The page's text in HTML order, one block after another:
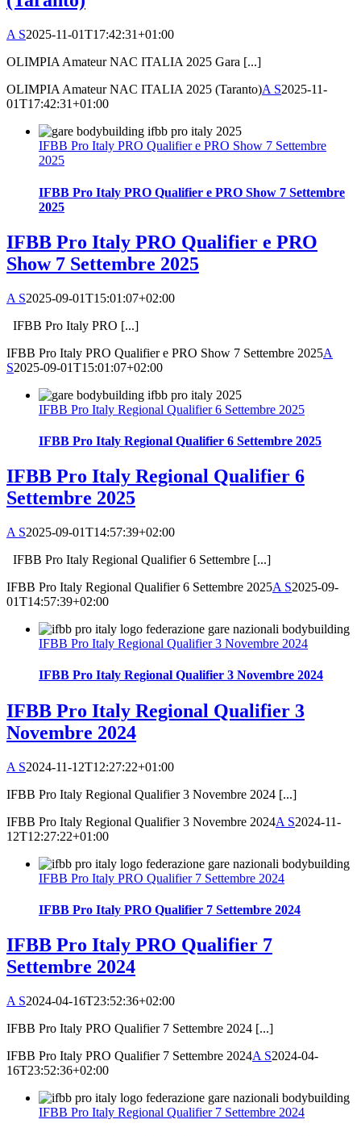
A S2025-11-01T17:42:31+01:00
OLIMPIA Amateur NAC ITALIA 2025 Gara [...]
OLIMPIA Amateur NAC ITALIA 2025 (Taranto)A S2025-11-
01T17:42:31+01:00
IFBB Pro Italy PRO Qualifier e PRO Show 7 Settembre
2025
IFBB Pro Italy PRO Qualifier e PRO Show 7 Settembre
2025
IFBB Pro Italy PRO Qualifier e PRO
Show 7 Settembre 2025
A S2025-09-01T15:01:07+02:00
IFBB Pro Italy PRO [...]
IFBB Pro Italy PRO Qualifier e PRO Show 7 Settembre 2025A
S2025-09-01T15:01:07+02:00
IFBB Pro Italy Regional Qualifier 6 Settembre 2025
IFBB Pro Italy Regional Qualifier 6 Settembre 2025
IFBB Pro Italy Regional Qualifier 6
Settembre 2025
A S2025-09-01T14:57:39+02:00
IFBB Pro Italy Regional Qualifier 6 Settembre [...]
IFBB Pro Italy Regional Qualifier 6 Settembre 2025A S2025-09-
01T14:57:39+02:00
IFBB Pro Italy Regional Qualifier 3 Novembre 2024
IFBB Pro Italy Regional Qualifier 3 Novembre 2024
IFBB Pro Italy Regional Qualifier 3
Novembre 2024
A S2024-11-12T12:27:22+01:00
IFBB Pro Italy Regional Qualifier 3 Novembre 2024 [...]
IFBB Pro Italy Regional Qualifier 3 Novembre 2024A S2024-11-
12T12:27:22+01:00
IFBB Pro Italy PRO Qualifier 7 Settembre 2024
IFBB Pro Italy PRO Qualifier 7 Settembre 2024
IFBB Pro Italy PRO Qualifier 7
Settembre 2024
A S2024-04-16T23:52:36+02:00
IFBB Pro Italy PRO Qualifier 7 Settembre 2024 [...]
IFBB Pro Italy PRO Qualifier 7 Settembre 2024A S2024-04-
16T23:52:36+02:00
IFBB Pro Italy Regional Qualifier 7 Settembre 2024